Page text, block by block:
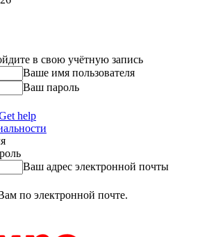
в свою учётную запись
Ваше имя пользователя
Ваш пароль
help
Ваш адрес электронной почты
по электронной почте.